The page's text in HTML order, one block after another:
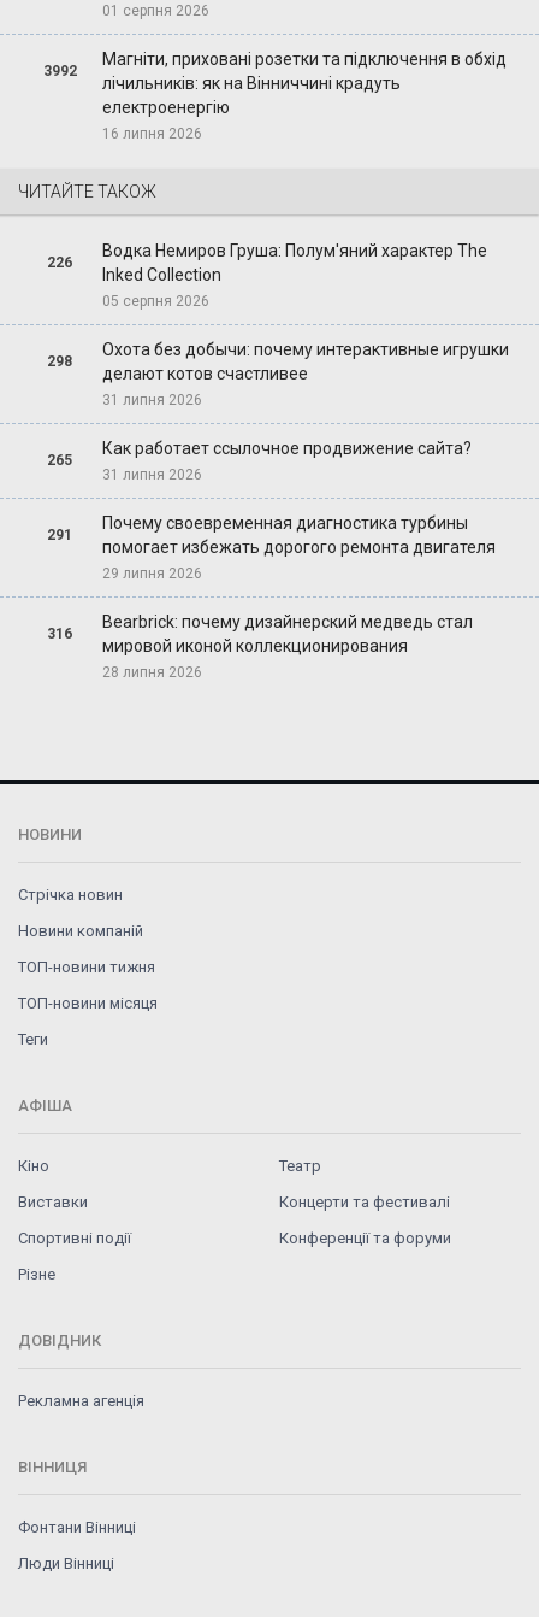
01 серпня 2026
3992
Магніти, приховані розетки та підключення в обхід
лічильників: як на Вінниччині крадуть
електроенергію
16 липня 2026
ЧИТАЙТЕ ТАКОЖ
226
Водка Немиров Груша: Полум'яний характер The
Inked Collection
05 серпня 2026
298
Охота без добычи: почему интерактивные игрушки
делают котов счастливее
31 липня 2026
265
Как работает ссылочное продвижение сайта?
31 липня 2026
291
Почему своевременная диагностика турбины
помогает избежать дорогого ремонта двигателя
29 липня 2026
316
Bearbrick: почему дизайнерский медведь стал
мировой иконой коллекционирования
28 липня 2026
НОВИНИ
Стрічка новин
Новини компаній
ТОП-новини тижня
ТОП-новини місяця
Теги
АФІША
Кіно
Театр
Виставки
Концерти та фестивалі
Спортивні події
Конференції та форуми
Різне
ДОВІДНИК
Рекламна агенція
ВІННИЦЯ
Фонтани Вінниці
Люди Вінниці